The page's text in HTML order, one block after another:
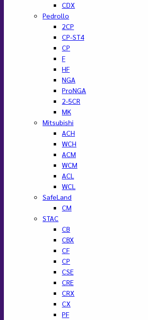
CDX
Pedrollo
2CP
CP-ST4
CP
F
HF
NGA
ProNGA
2-5CR
MK
Mitsubishi
ACH
WCH
ACM
WCM
ACL
WCL
SafeLand
CM
STAC
CB
CBX
CF
CP
CSE
CRE
CRX
CX
PF